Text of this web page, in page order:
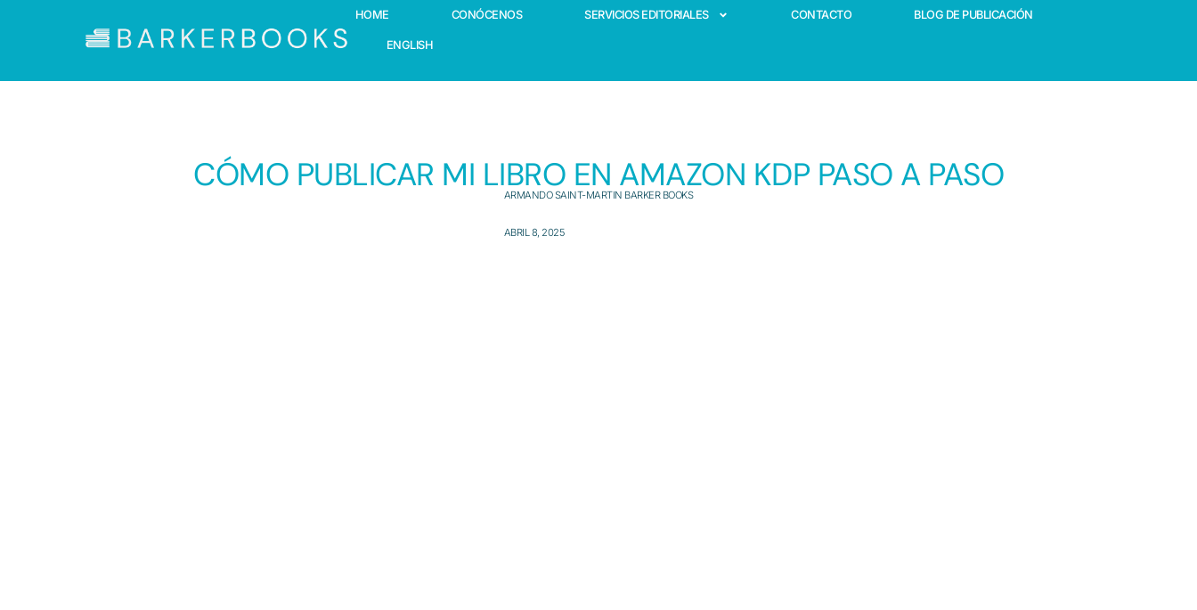
HOME CONÓCENOS SERVICIOS EDITORIALES CONTACTO BLOG DE PUBLICACIÓN
ENGLISH
CÓMO PUBLICAR MI LIBRO EN AMAZON KDP PASO A PASO
ARMANDO SAINT-MARTIN BARKER BOOKS
ABRIL 8, 2025